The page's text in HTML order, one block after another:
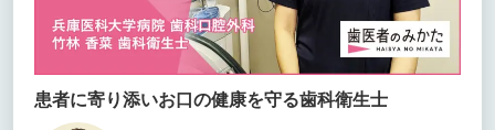
患者に寄り添いお口の健康を守る歯科衛生士